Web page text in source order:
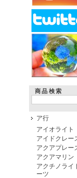
商品検索
ア行
アイオライト
アイドクレー
アクアプレー
アクアマリン
アクチノライ
ーツ